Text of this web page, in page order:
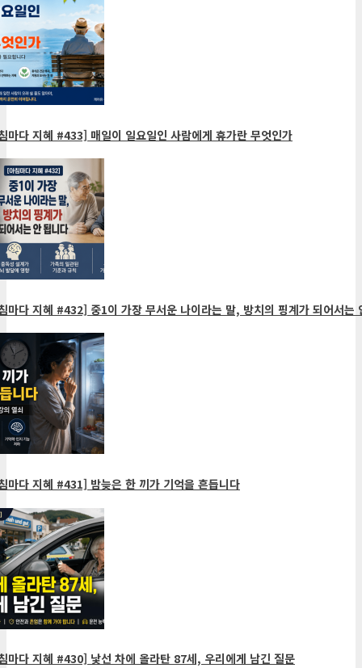
다 지혜 #433] 매일이 일요일인 사람에게 휴가란 무엇인가
다 지혜 #432] 중1이 가장 무서운 나이라는 말, 방치의 핑계가 되어서는
다 지혜 #431] 밤늦은 한 끼가 기억을 흔듭니다
다 지혜 #430] 낯선 차에 올라탄 87세, 우리에게 남긴 질문